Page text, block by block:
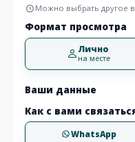
Можно выбрать другое
Формат просмотра
Лично
на месте
Ваши данные
Как с вами
WhatsApp